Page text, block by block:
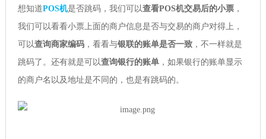
想知道POS机是否跳码，我们可以查看POS机交易后的小票，
我们可以看看小票上面的商户信息是否与交易的商户对得上，
可以查询商家编码，看看与银联的账单是否一致，不一样就是
跳码了。还有就是可以查询银行的账单，如果银行的账单显示
的商户名以及地址是不同的，也是有跳码的。